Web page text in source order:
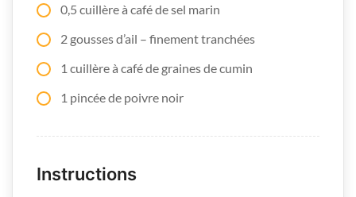
0,5 cuillère à café de sel marin
2 gousses d’ail – finement tranchées
1 cuillère à café de graines de cumin
1 pincée de poivre noir
Instructions